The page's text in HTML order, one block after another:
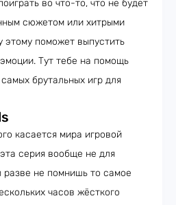
во что-то, что не будет
сюжетом или хитрыми
этому поможет выпустить
Тут тебе на помощь
брутальных игр для
касается мира игровой
серия вообще не для
не помнишь то самое
часов жёсткого